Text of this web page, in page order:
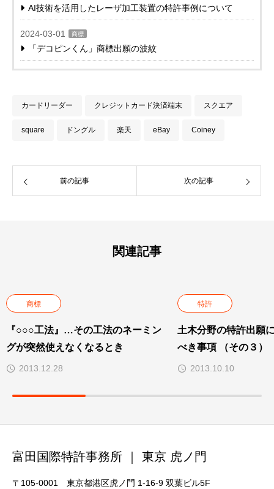
AI技術を活用したレーザ加工装置の特許事例について
2024-03-01 商標
「デコピンくん」商標出願の波紋
カードリーダー クレジットカード決済端末 スクエア
square ドングル 楽天 eBay Coiney
前の記事 次の記事
関連記事
商標
『○○○工法』…その工法のネーミン
グが突然使えなくなるとき
2013.12.28
特許
土木分野の特許出願
べき事項 （その３）
2013.10.10
富田国際特許事務所 ｜ 東京 虎ノ門
〒105-0001 東京都港区虎ノ門 1-16-9 双葉ビル5F